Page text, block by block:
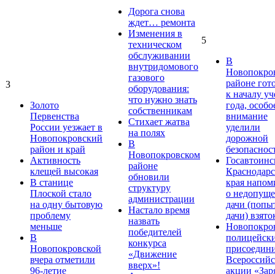
3
Золото
Первенства
России уезжает в
Новопокровский
район и край
Активность
клещей высокая
В станице
Плоской стало
на одну бытовую
проблему
меньше
В
Новопокровской
вчера отметили
96-летие
Дорога снова
ждет… ремонта
Изменения в
техническом
обслуживании
внутридомового
газового
оборудования:
что нужно знать
собственникам
Стихает жатва
на полях
В
Новопокровском
районе
обновили
структуру
администрации
Настало время
назвать
победителей
конкурса
«Движение
вверх»!
5
В
районе
к началу
года,
внимание
уделили
дорожной
края
о
дачи
дачи)
акции